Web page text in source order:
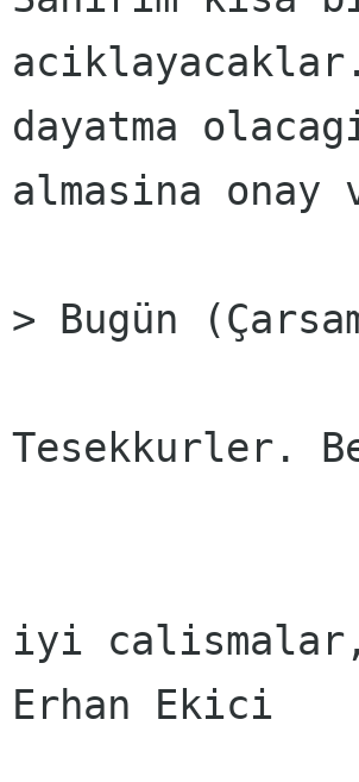
dayatma
almasina
> Bugün
Tesekkurler.
iyi calismalar,
Erhan Ekici